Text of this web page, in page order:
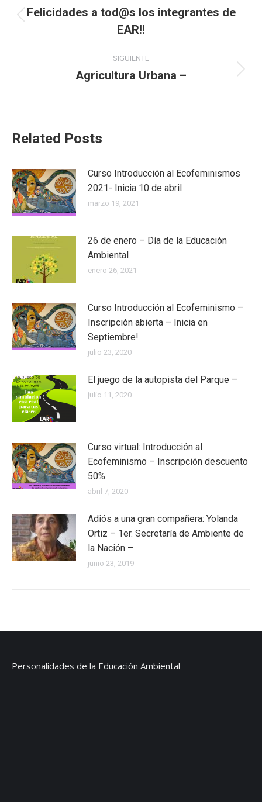
entre
publicacionesanterior:
Felicidades a tod@s los integrantes de
EAR!!
SIGUIENTE
Publicación
Agricultura Urbana –
Related Posts
Curso Introducción al Ecofeminismos
2021- Inicia 10 de abril
marzo 19, 2021
26 de enero – Día de la Educación
Ambiental
enero 26, 2021
Curso Introducción al Ecofeminismo –
Inscripción abierta – Inicia en
Septiembre!
julio 23, 2020
El juego de la autopista del Parque –
julio 11, 2020
Curso virtual: Introducción al
Ecofeminismo – Inscripción descuento
50%
abril 7, 2020
Adiós a una gran compañera: Yolanda
Ortiz – 1er. Secretaría de Ambiente de
la Nación –
junio 23, 2019
Personalidades de la Educación Ambiental